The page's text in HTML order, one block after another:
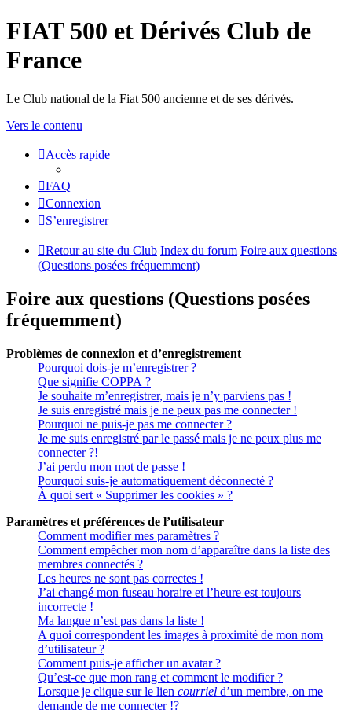
FIAT 500 et Dérivés Club de
France
Le Club national de la Fiat 500 ancienne et de ses dérivés.
Vers le contenu
Accès rapide
FAQ
Connexion
S’enregistrer
Retour au site du Club Index du forum Foire aux questions
(Questions posées fréquemment)
Foire aux questions (Questions posées
fréquemment)
Problèmes de connexion et d’enregistrement
Pourquoi dois-je m’enregistrer ?
Que signifie COPPA ?
Je souhaite m’enregistrer, mais je n’y parviens pas !
Je suis enregistré mais je ne peux pas me connecter !
Pourquoi ne puis-je pas me connecter ?
Je me suis enregistré par le passé mais je ne peux plus me
connecter ?!
J’ai perdu mon mot de passe !
Pourquoi suis-je automatiquement déconnecté ?
À quoi sert « Supprimer les cookies » ?
Paramètres et préférences de l’utilisateur
Comment modifier mes paramètres ?
Comment empêcher mon nom d’apparaître dans la liste des
membres connectés ?
Les heures ne sont pas correctes !
J’ai changé mon fuseau horaire et l’heure est toujours
incorrecte !
Ma langue n’est pas dans la liste !
A quoi correspondent les images à proximité de mon nom
d’utilisateur ?
Comment puis-je afficher un avatar ?
Qu’est-ce que mon rang et comment le modifier ?
Lorsque je clique sur le lien courriel d’un membre, on me
demande de me connecter !?